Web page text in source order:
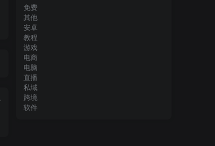
免费
其他
安卓
教程
游戏
电商
电脑
直播
私域
跨境
软件